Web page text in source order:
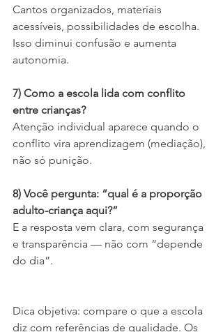
Cantos organizados, materiais
acessíveis, possibilidades de escolha.
Isso diminui confusão e aumenta
autonomia.
7) Como a escola lida com conflito
entre crianças?
Atenção individual aparece quando o
conflito vira aprendizagem (mediação),
não só punição.
8) Você pergunta: “qual é a proporção
adulto-criança aqui?”
E a resposta vem clara, com segurança
e transparência — não com “depende
do dia”.
Dica objetiva: compare o que a escola
diz com referências de qualidade. Os